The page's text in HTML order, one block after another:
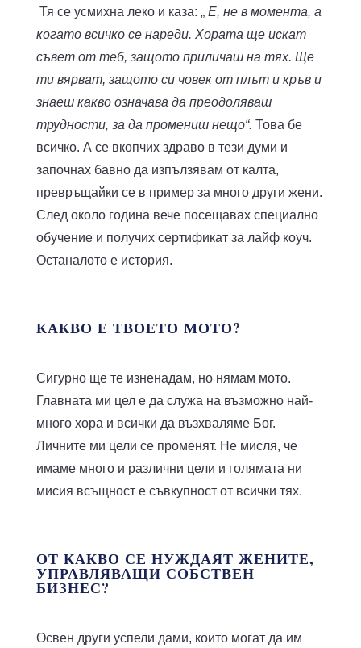
Тя се усмихна леко и каза: „ Е, не в момента, а
когато всичко се нареди. Хората ще искат
съвет от теб, защото приличаш на тях. Ще
ти вярват, защото си човек от плът и кръв и
знаеш какво означава да преодоляваш
трудности, за да промениш нещо“. Това бе
всичко. А се вкопчих здраво в тези думи и
започнах бавно да изпълзявам от калта,
превръщайки се в пример за много други жени.
След около година вече посещавах специално
обучение и получих сертификат за лайф коуч.
Останалото е история.
КАКВО Е ТВОЕТО МОТО?
Сигурно ще те изненадам, но нямам мото.
Главната ми цел е да служа на възможно най-
много хора и всички да възхваляме Бог.
Личните ми цели се променят. Не мисля, че
имаме много и различни цели и голямата ни
мисия всъщност е съвкупност от всички тях.
ОТ КАКВО СЕ НУЖДАЯТ ЖЕНИТЕ,
УПРАВЛЯВАЩИ СОБСТВЕН
БИЗНЕС?
Освен други успели дами, които могат да им